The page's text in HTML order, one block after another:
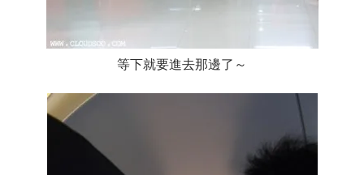
等下就要進去那邊了～